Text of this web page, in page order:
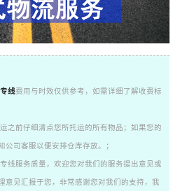
线费用与时效仅供参考，如需详细了解收费标
之前仔细清点您所托运的所有物品；如果您的
司客服以便安排仓库存放。；
线服务质量，欢迎您对我们的服务提出意见或
意见汇报于您，非常感谢您对我们的支持，我